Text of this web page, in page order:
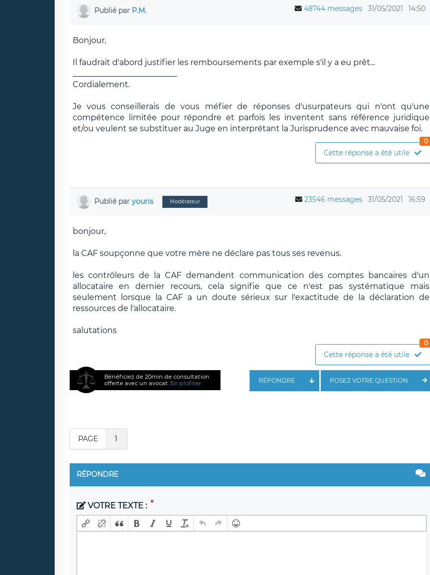
Publié par P.M. 48744 messages 31/05/2021 14:50
Bonjour,
Il faudrait d'abord justifier les remboursements par exemple s'il y a eu prêt...
Cordialement.
Je vous conseillerais de vous méfier de réponses d'usurpateurs qui n'ont qu'une
compétence limitée pour répondre et parfois les inventent sans référence juridique
et/ou veulent se substituer au Juge en interprétant la Jurisprudence avec mauvaise foi.
Cette réponse a été utile
0
Publié par youris Modérateur 23546 messages 31/05/2021 16:59
bonjour,
la CAF soupçonne que votre mère ne déclare pas tous ses revenus.
les contrôleurs de la CAF demandent communication des comptes bancaires d'un
allocataire en dernier recours, cela signifie que ce n'est pas systématique mais
seulement lorsque la CAF a un doute sérieux sur l'exactitude de la déclaration de
ressources de l'allocataire.
salutations
Cette réponse a été utile
0
Bénéficiez de 20min de consultation
offerte avec un avocat. En profiter POSEZ VOTRE QUESTION
RÉPONDRE
PAGE 1
RÉPONDRE
VOTRE TEXTE :